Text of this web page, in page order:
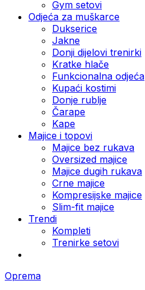
Gym setovi
Odjeća za muškarce
Dukserice
Jakne
Donji dijelovi trenirki
Kratke hlače
Funkcionalna odjeća
Kupaći kostimi
Donje rublje
Čarape
Kape
Majice i topovi
Majice bez rukava
Oversized majice
Majice dugih rukava
Crne majice
Kompresijske majice
Slim-fit majice
Trendi
Kompleti
Trenirke setovi
Oprema